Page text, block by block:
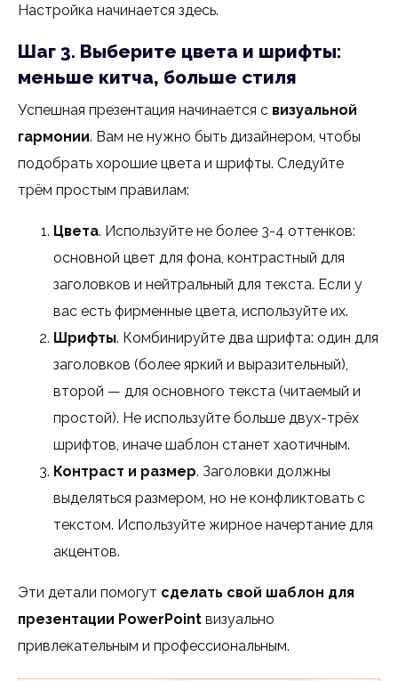
Настройка начинается здесь.
Шаг 3. Выберите цвета и шрифты:
меньше китча, больше стиля
Успешная презентация начинается с визуальной
гармонии. Вам не нужно быть дизайнером, чтобы
подобрать хорошие цвета и шрифты. Следуйте
трём простым правилам:
Цвета. Используйте не более 3-4 оттенков:
основной цвет для фона, контрастный для
заголовков и нейтральный для текста. Если у
вас есть фирменные цвета, используйте их.
Шрифты. Комбинируйте два шрифта: один для
заголовков (более яркий и выразительный),
второй — для основного текста (читаемый и
простой). Не используйте больше двух-трёх
шрифтов, иначе шаблон станет хаотичным.
Контраст и размер. Заголовки должны
выделяться размером, но не конфликтовать с
текстом. Используйте жирное начертание для
акцентов.
Эти детали помогут сделать свой шаблон для
презентации PowerPoint визуально
привлекательным и профессиональным.